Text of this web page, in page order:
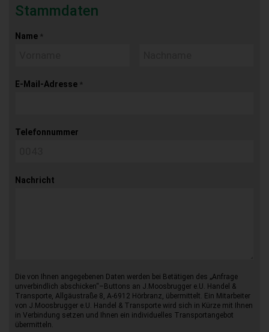
Stammdaten
Name *
E-Mail-Adresse *
Telefonnummer
Nachricht
Die von Ihnen angegebenen Daten werden bei Betätigen des „Anfrage
unverbindlich abschicken“–Buttons an J.Moosbrugger e.U. Handel &
Transporte, Allgäustraße 8, A-6912 Hörbranz, übermittelt. Ein Mitarbeiter
von J.Moosbrugger e.U. Handel & Transporte wird sich in Kürze mit Ihnen
in Verbindung setzen und Ihnen ein individuelles Transportangebot
übermitteln.